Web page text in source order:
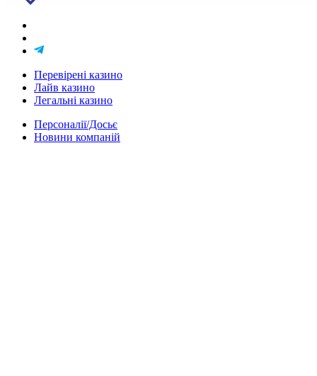
Перевірені казино
Лайв казино
Легальні казино
Персоналії/Досьє
Новини компаній